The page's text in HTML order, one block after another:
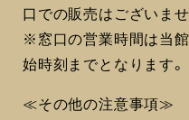
口での販売はございませ
※窓口の営業時間は当
始時刻までとなります。
≪その他の注意事項≫